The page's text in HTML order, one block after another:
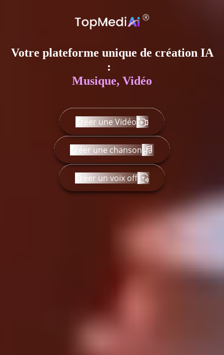
Votre plateforme unique de création IA
:
Musique, Vidéo et voix
Créer une Vidéo
Créer une chanson
Créer un voix off